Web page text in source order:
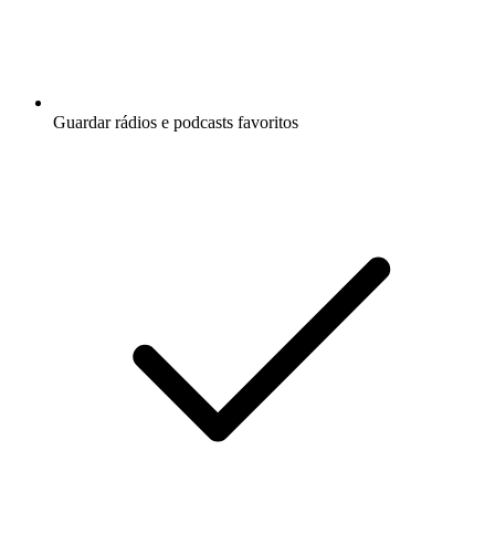
Guardar rádios e podcasts favoritos